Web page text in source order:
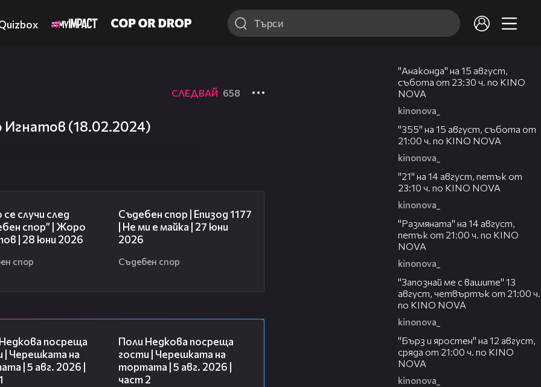
СЛЕДВАЙ 658
(18.02.2024)
се случи след
спор” | Жоро
| 28 юни 2026
спор
Съдебен спор | Епизод 1177
| Не ми е майка | 27 юни
2026
Съдебен спор
посреща
| Черешката на
| 5 авг. 2026 |
Поли Недкова посреща
гости | Черешката на
тортата | 5 авг. 2026 |
част 2
"Анаконда" на 15 август,
събота от 23:30 ч. по KINO
NOVA
kinonova_
"355" на 15 август, събота от
21:00 ч. по KINO NOVA
kinonova_
"21" на 14 август, петък от
23:10 ч. по KINO NOVA
kinonova_
"Размянaта" на 14 август,
петък от 21:00 ч. по KINO
NOVA
kinonova_
"Запознай ме с вашите" 13
август, четвъртък от 21:00 ч.
по KINO NOVA
kinonova_
"Бърз и яростен" на 12 август,
сряда от 21:00 ч. по KINO
NOVA
kinonova_